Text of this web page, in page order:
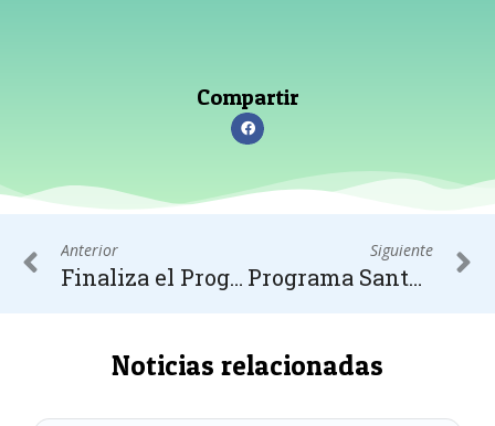
Compartir
Anterior
Finaliza el Programa de Normalización
Siguiente
Programa Santander Ayuda
Noticias relacionadas